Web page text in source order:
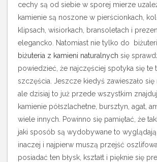
cechy są od siebie w sporej mierze
kamienie są noszone w pierścionkach,
klipsach, wisiorkach, bransoletach i
elegancko. Natomiast nie tylko do
biżuteria z kamieni naturalnych się
powiedzieć, że najczęściej spotyka się te
szczęścia. Jeszcze kiedyś zawieszało się
ale dzisiaj to już przede wszystkim
kamienie półszlachetne, bursztyn, agat,
wiele innych. Powinno się pamiętać, że
jaki sposób są wydobywane to wyglądają
inaczej i najpierw muszą przejść
posiadać ten błysk, kształt i pięknie się